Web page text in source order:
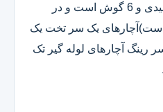
(خود آن شامل آلن های خورشیدی و 6 گوش است و در
است)آچارهای یک سر تخت یک
رینگ آچارهای لوله گیر تک